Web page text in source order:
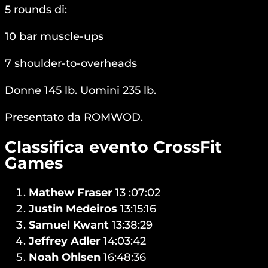
5 rounds di:
10 bar muscle-ups
7 shoulder-to-overheads
Donne 145 lb. Uomini 235 lb.
Presentato da ROMWOD.
Classifica evento CrossFit
Games
Mathew Fraser 13 :07:02
Justin Medeiros 13:15:16
Samuel Kwant 13:38:29
Jeffrey Adler 14:03:42
Noah Ohlsen 16:48:36